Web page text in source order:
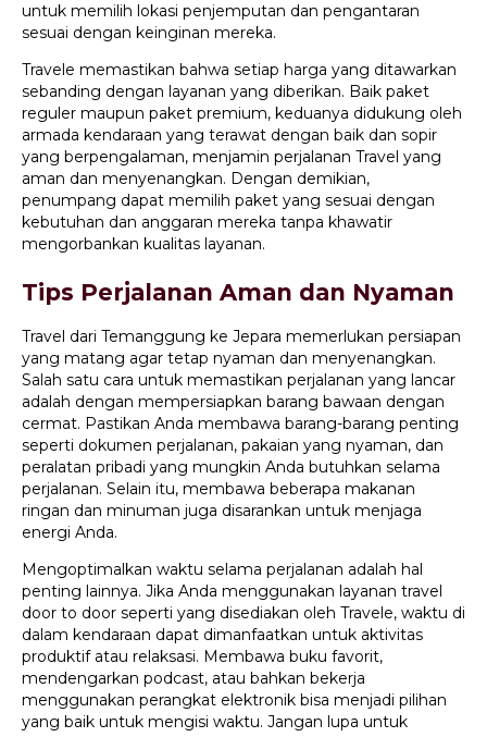
untuk memilih lokasi penjemputan dan pengantaran
sesuai dengan keinginan mereka.
Travele memastikan bahwa setiap harga yang ditawarkan
sebanding dengan layanan yang diberikan. Baik paket
reguler maupun paket premium, keduanya didukung oleh
armada kendaraan yang terawat dengan baik dan sopir
yang berpengalaman, menjamin perjalanan Travel yang
aman dan menyenangkan. Dengan demikian,
penumpang dapat memilih paket yang sesuai dengan
kebutuhan dan anggaran mereka tanpa khawatir
mengorbankan kualitas layanan.
Tips Perjalanan Aman dan Nyaman
Travel dari Temanggung ke Jepara memerlukan persiapan
yang matang agar tetap nyaman dan menyenangkan.
Salah satu cara untuk memastikan perjalanan yang lancar
adalah dengan mempersiapkan barang bawaan dengan
cermat. Pastikan Anda membawa barang-barang penting
seperti dokumen perjalanan, pakaian yang nyaman, dan
peralatan pribadi yang mungkin Anda butuhkan selama
perjalanan. Selain itu, membawa beberapa makanan
ringan dan minuman juga disarankan untuk menjaga
energi Anda.
Mengoptimalkan waktu selama perjalanan adalah hal
penting lainnya. Jika Anda menggunakan layanan travel
door to door seperti yang disediakan oleh Travele, waktu di
dalam kendaraan dapat dimanfaatkan untuk aktivitas
produktif atau relaksasi. Membawa buku favorit,
mendengarkan podcast, atau bahkan bekerja
menggunakan perangkat elektronik bisa menjadi pilihan
yang baik untuk mengisi waktu. Jangan lupa untuk